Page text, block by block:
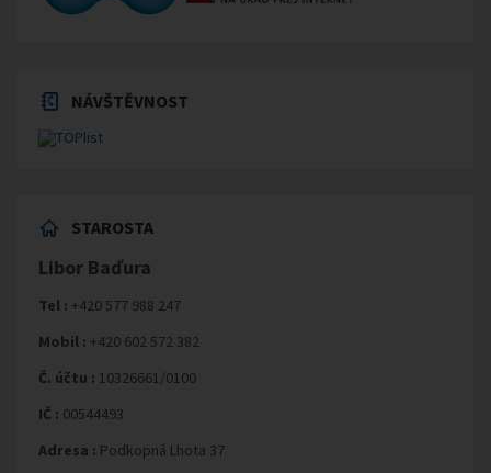
NÁVŠTĚVNOST
STAROSTA
Libor Baďura
Tel : +420 577 988 247
Mobil : +420 602 572 382
Č. účtu : 10326661/0100
IČ : 00544493
Adresa : Podkopná Lhota 37